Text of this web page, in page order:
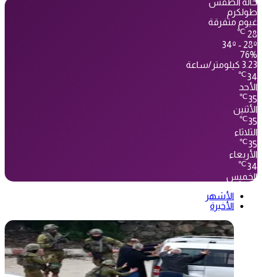
حالة الطقس
طولكرم
غيوم متفرقة
28
℃
34º - 28º
76%
3.23 كيلومتر/ساعة
34
℃
الأحد
35
℃
الأثنين
35
℃
الثلاثاء
35
℃
الأربعاء
34
℃
الخميس
الأشهر
الأخيرة